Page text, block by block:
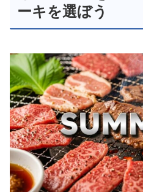
ーキを選ぼう